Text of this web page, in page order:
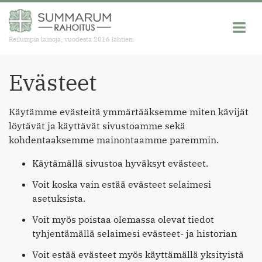
Reilumpia lainoja, vuodesta 2016 lähtien.
Evästeet
Käytämme evästeitä ymmärtääksemme miten kävijät
löytävät ja käyttävät sivustoamme sekä
kohdentaaksemme mainontaamme paremmin.
Käytämällä sivustoa hyväksyt evästeet.
Voit koska vain estää evästeet selaimesi
asetuksista.
Voit myös poistaa olemassa olevat tiedot
tyhjentämällä selaimesi evästeet- ja historian
Voit estää evästeet myös käyttämällä yksityistä